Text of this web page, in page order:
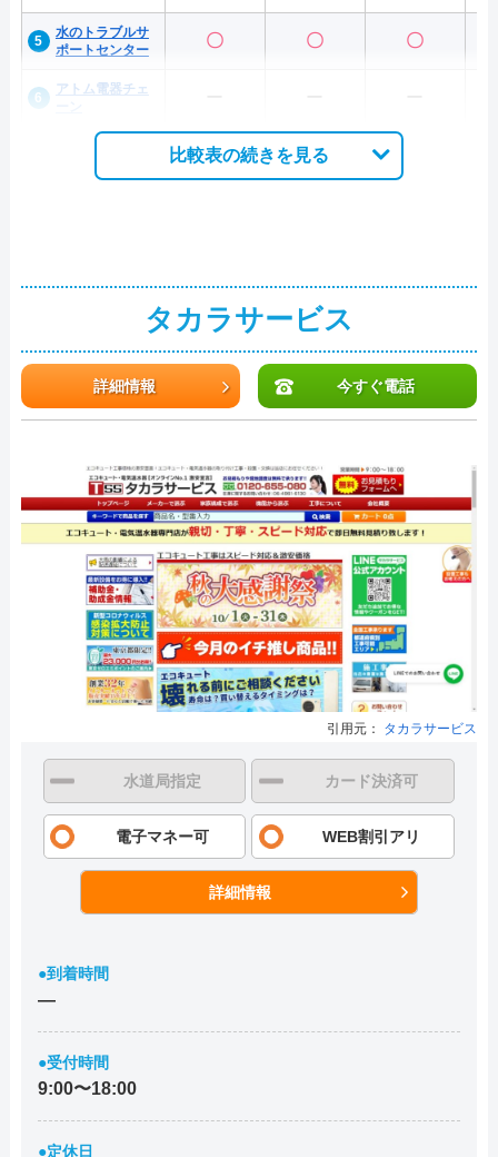
水のトラブルサ
ポートセンター
〇 〇 〇
アトム電器チェ
比較表の続きを見る
タカラサービス
詳細情報 今すぐ電話
引用元： タカラサービス
水道局指定 カード決済可
電子マネー可 WEB割引アリ
詳細情報
●到着時間
―
●受付時間
9:00〜18:00
●定休日